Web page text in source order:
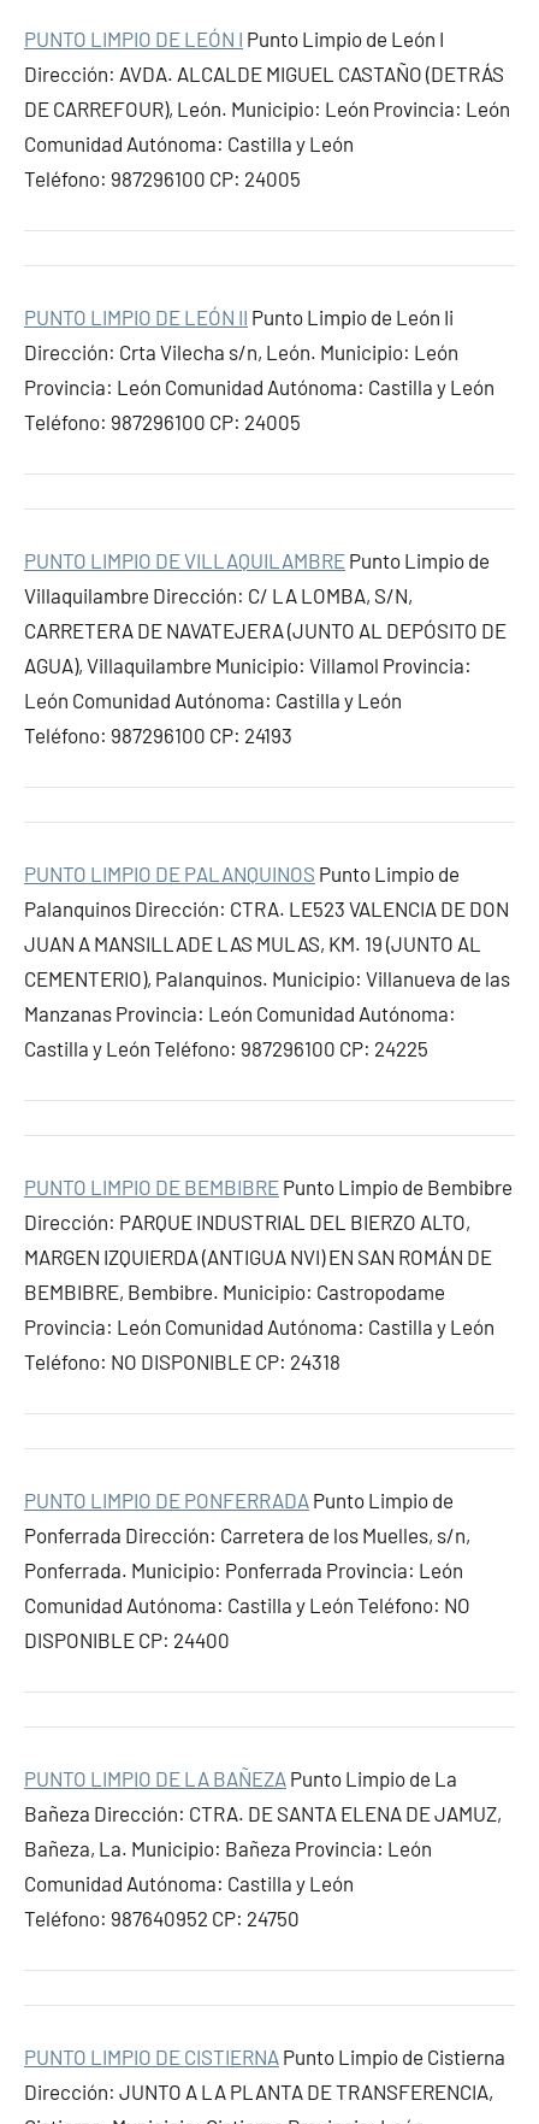
PUNTO LIMPIO DE LEÓN I Punto Limpio de León I
Dirección: AVDA. ALCALDE MIGUEL CASTAÑO (DETRÁS
DE CARREFOUR), León. Municipio: León Provincia: León
Comunidad Autónoma: Castilla y León
Teléfono: 987296100 CP: 24005
PUNTO LIMPIO DE LEÓN II Punto Limpio de León Ii
Dirección: Crta Vilecha s/n, León. Municipio: León
Provincia: León Comunidad Autónoma: Castilla y León
Teléfono: 987296100 CP: 24005
PUNTO LIMPIO DE VILLAQUILAMBRE Punto Limpio de
Villaquilambre Dirección: C/ LA LOMBA, S/N,
CARRETERA DE NAVATEJERA (JUNTO AL DEPÓSITO DE
AGUA), Villaquilambre Municipio: Villamol Provincia:
León Comunidad Autónoma: Castilla y León
Teléfono: 987296100 CP: 24193
PUNTO LIMPIO DE PALANQUINOS Punto Limpio de
Palanquinos Dirección: CTRA. LE523 VALENCIA DE DON
JUAN A MANSILLADE LAS MULAS, KM. 19 (JUNTO AL
CEMENTERIO), Palanquinos. Municipio: Villanueva de las
Manzanas Provincia: León Comunidad Autónoma:
Castilla y León Teléfono: 987296100 CP: 24225
PUNTO LIMPIO DE BEMBIBRE Punto Limpio de Bembibre
Dirección: PARQUE INDUSTRIAL DEL BIERZO ALTO,
MARGEN IZQUIERDA (ANTIGUA NVI) EN SAN ROMÁN DE
BEMBIBRE, Bembibre. Municipio: Castropodame
Provincia: León Comunidad Autónoma: Castilla y León
Teléfono: NO DISPONIBLE CP: 24318
PUNTO LIMPIO DE PONFERRADA Punto Limpio de
Ponferrada Dirección: Carretera de los Muelles, s/n,
Ponferrada. Municipio: Ponferrada Provincia: León
Comunidad Autónoma: Castilla y León Teléfono: NO
DISPONIBLE CP: 24400
PUNTO LIMPIO DE LA BAÑEZA Punto Limpio de La
Bañeza Dirección: CTRA. DE SANTA ELENA DE JAMUZ,
Bañeza, La. Municipio: Bañeza Provincia: León
Comunidad Autónoma: Castilla y León
Teléfono: 987640952 CP: 24750
PUNTO LIMPIO DE CISTIERNA Punto Limpio de Cistierna
Dirección: JUNTO A LA PLANTA DE TRANSFERENCIA,